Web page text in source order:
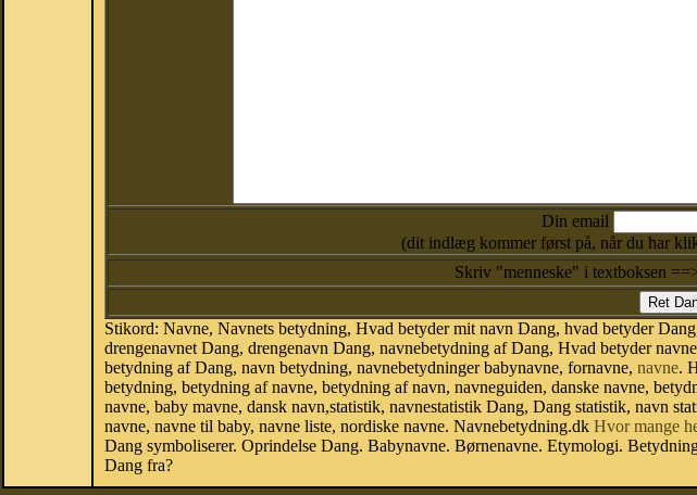
Din email
(dit indlæg kommer først på, når du har
Skriv "menneske" i textboksen
Stikord: Navne, Navnets betydning, Hvad betyder mit navn Dang, hvad betyder
drengenavnet Dang, drengenavn Dang, navnebetydning af Dang, Hvad betyder
betydning af Dang, navn betydning, navnebetydninger babynavne, fornavne, navne.
betydning, betydning af navne, betydning af navn, navneguiden, danske navne,
navne, baby mavne, dansk navn,statistik, navnestatistik Dang, Dang statistik, navn
navne, navne til baby, navne liste, nordiske navne. Navnebetydning.dk Hvor mange
Dang symboliserer. Oprindelse Dang. Babynavne. Børnenavne. Etymologi.
Dang fra?